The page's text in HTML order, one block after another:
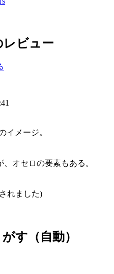
レビュー
イメージ。
オセロの要素もある。
れました)
す（自動）